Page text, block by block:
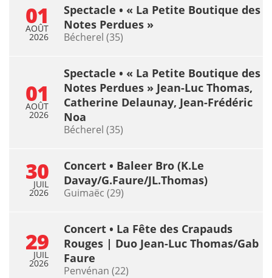
01
AOÛT
2026
Spectacle • « La Petite Boutique des
Notes Perdues »
Bécherel (35)
01
AOÛT
2026
Spectacle • « La Petite Boutique des
Notes Perdues » Jean-Luc Thomas,
Catherine Delaunay, Jean-Frédéric
Noa
Bécherel (35)
30
JUIL
2026
Concert • Baleer Bro (K.Le
Davay/G.Faure/JL.Thomas)
Guimaëc (29)
29
JUIL
2026
Concert • La Fête des Crapauds
Rouges | Duo Jean-Luc Thomas/Gab
Faure
Penvénan (22)